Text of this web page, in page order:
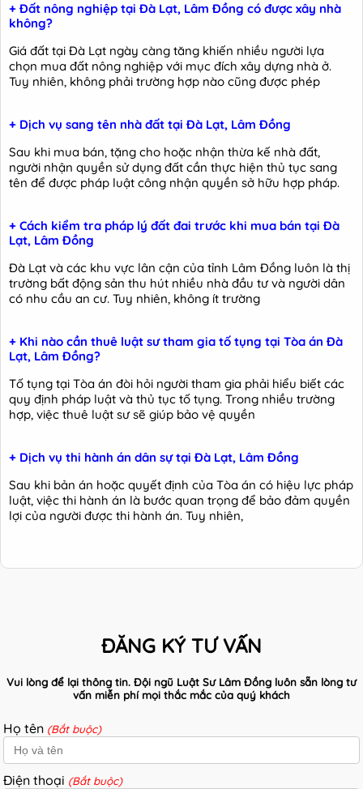
+ Đất nông nghiệp tại Đà Lạt, Lâm Đồng có được xây nhà
không?
Giá đất tại Đà Lạt ngày càng tăng khiến nhiều người lựa
chọn mua đất nông nghiệp với mục đích xây dựng nhà ở.
Tuy nhiên, không phải trường hợp nào cũng được phép
+ Dịch vụ sang tên nhà đất tại Đà Lạt, Lâm Đồng
Sau khi mua bán, tặng cho hoặc nhận thừa kế nhà đất,
người nhận quyền sử dụng đất cần thực hiện thủ tục sang
tên để được pháp luật công nhận quyền sở hữu hợp pháp.
+ Cách kiểm tra pháp lý đất đai trước khi mua bán tại Đà
Lạt, Lâm Đồng
Đà Lạt và các khu vực lân cận của tỉnh Lâm Đồng luôn là thị
trường bất động sản thu hút nhiều nhà đầu tư và người dân
có nhu cầu an cư. Tuy nhiên, không ít trường
+ Khi nào cần thuê luật sư tham gia tố tụng tại Tòa án Đà
Lạt, Lâm Đồng?
Tố tụng tại Tòa án đòi hỏi người tham gia phải hiểu biết các
quy định pháp luật và thủ tục tố tụng. Trong nhiều trường
hợp, việc thuê luật sư sẽ giúp bảo vệ quyền
+ Dịch vụ thi hành án dân sự tại Đà Lạt, Lâm Đồng
Sau khi bản án hoặc quyết định của Tòa án có hiệu lực pháp
luật, việc thi hành án là bước quan trọng để bảo đảm quyền
lợi của người được thi hành án. Tuy nhiên,
ĐĂNG KÝ TƯ VẤN
Vui lòng để lại thông tin. Đội ngũ Luật Sư Lâm Đồng luôn sẵn lòng tư
vấn miễn phí mọi thắc mắc của quý khách
Họ tên (Bắt buộc)
Điện thoại (Bắt buộc)